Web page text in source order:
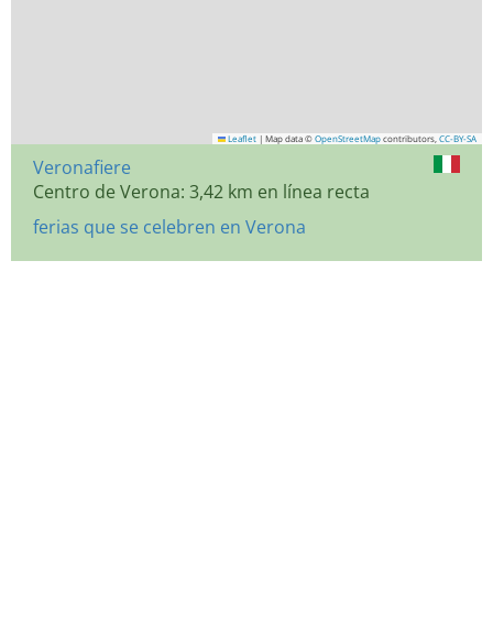
Leaflet | Map data © OpenStreetMap contributors, CC-BY-SA
Veronafiere
Centro de Verona: 3,42 km en línea recta
ferias que se celebren en Verona